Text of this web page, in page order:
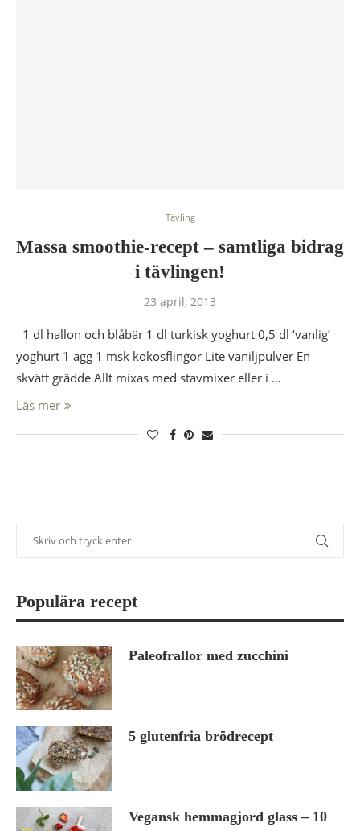
Tävling
Massa smoothie-recept – samtliga bidrag
i tävlingen!
23 april, 2013
1 dl hallon och blåbär 1 dl turkisk yoghurt 0,5 dl ‘vanlig’
yoghurt 1 ägg 1 msk kokosflingor Lite vaniljpulver En
skvätt grädde Allt mixas med stavmixer eller i …
Läs mer
Populära recept
Paleofrallor med zucchini
5 glutenfria brödrecept
Vegansk hemmagjord glass – 10